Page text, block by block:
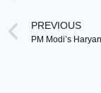
PREVIOUS